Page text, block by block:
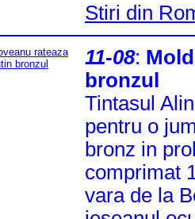
Stiri din
11-08:
bronzul
Tintasul
pentru o
bronz in
comprimat
vara de la